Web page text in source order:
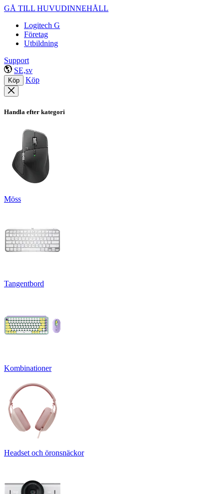
GÅ TILL HUVUDINNEHÅLL
Logitech G
Företag
Utbildning
Support
SE,sv
Köp Köp
Handla efter kategori
Möss
Tangentbord
Kombinationer
Headset och öronsnäckor